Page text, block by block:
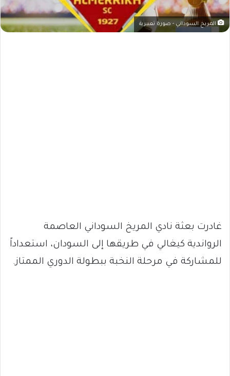
المريخ السوداني - صورة تعبيرية
غادرت بعثة نادي المريخ السوداني العاصمة
الرواندية كيغالي في طريقها إلى السودان، استعداداً
للمشاركة في مرحلة النخبة ببطولة الدوري الممتاز.